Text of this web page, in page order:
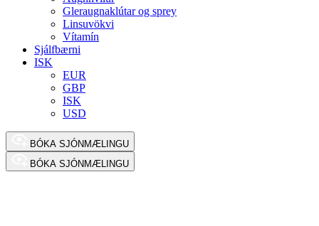
Gleraugnaklútar og sprey
Linsuvökvi
Vítamín
Sjálfbærni
ISK
EUR
GBP
ISK
USD
BÓKA SJÓNMÆLINGU
BÓKA SJÓNMÆLINGU